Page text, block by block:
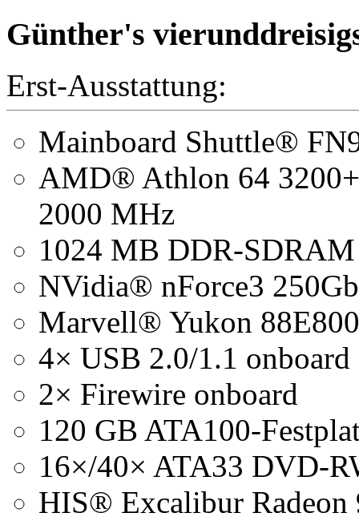
Günther's
Erst-Ausstattung:
Mainboard Shuttle®
AMD® Athlon 64
2000 MHz
1024 MB DDR-SDRAM
NVidia® nForce3
Marvell® Yukon
4× USB 2.0/1.1 onboard
2× Firewire onboard
120 GB ATA100-
16×/40× ATA33 DVD-
HIS® Excalibur